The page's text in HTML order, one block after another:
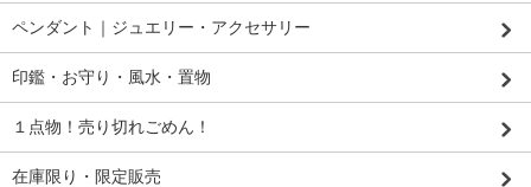
ペンダント｜ジュエリー・アクセサリー
印鑑・お守り・風水・置物
１点物！売り切れごめん！
在庫限り・限定販売